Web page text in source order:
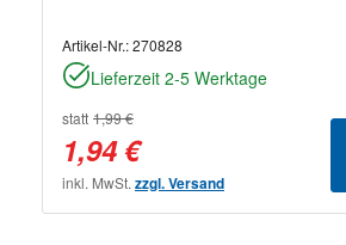
Artikel-Nr.:270828
Lieferzeit 2-5 Werktage
statt 1,99 €
1,94 €
inkl. MwSt. zzgl. Versand